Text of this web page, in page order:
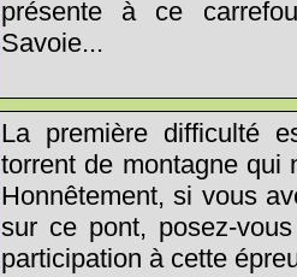
présente à ce
Savoie...
La première difficulté
torrent de montagne qui
Honnêtement, si vous
sur ce pont, posez-
participation à cette